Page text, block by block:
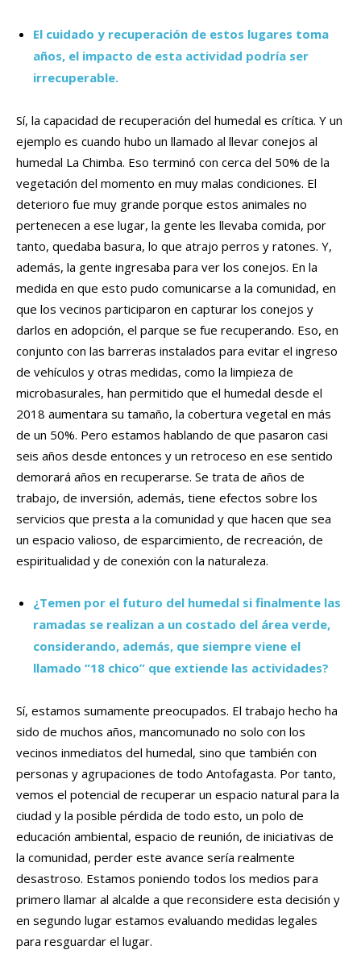
El cuidado y recuperación de estos lugares toma
años, el impacto de esta actividad podría ser
irrecuperable.
Sí, la capacidad de recuperación del humedal es crítica. Y un
ejemplo es cuando hubo un llamado al llevar conejos al
humedal La Chimba. Eso terminó con cerca del 50% de la
vegetación del momento en muy malas condiciones. El
deterioro fue muy grande porque estos animales no
pertenecen a ese lugar, la gente les llevaba comida, por
tanto, quedaba basura, lo que atrajo perros y ratones. Y,
además, la gente ingresaba para ver los conejos. En la
medida en que esto pudo comunicarse a la comunidad, en
que los vecinos participaron en capturar los conejos y
darlos en adopción, el parque se fue recuperando. Eso, en
conjunto con las barreras instalados para evitar el ingreso
de vehículos y otras medidas, como la limpieza de
microbasurales, han permitido que el humedal desde el
2018 aumentara su tamaño, la cobertura vegetal en más
de un 50%. Pero estamos hablando de que pasaron casi
seis años desde entonces y un retroceso en ese sentido
demorará años en recuperarse. Se trata de años de
trabajo, de inversión, además, tiene efectos sobre los
servicios que presta a la comunidad y que hacen que sea
un espacio valioso, de esparcimiento, de recreación, de
espiritualidad y de conexión con la naturaleza.
¿Temen por el futuro del humedal si finalmente las
ramadas se realizan a un costado del área verde,
considerando, además, que siempre viene el
llamado “18 chico” que extiende las actividades?
Sí, estamos sumamente preocupados. El trabajo hecho ha
sido de muchos años, mancomunado no solo con los
vecinos inmediatos del humedal, sino que también con
personas y agrupaciones de todo Antofagasta. Por tanto,
vemos el potencial de recuperar un espacio natural para la
ciudad y la posible pérdida de todo esto, un polo de
educación ambiental, espacio de reunión, de iniciativas de
la comunidad, perder este avance sería realmente
desastroso. Estamos poniendo todos los medios para
primero llamar al alcalde a que reconsidere esta decisión y
en segundo lugar estamos evaluando medidas legales
para resguardar el lugar.